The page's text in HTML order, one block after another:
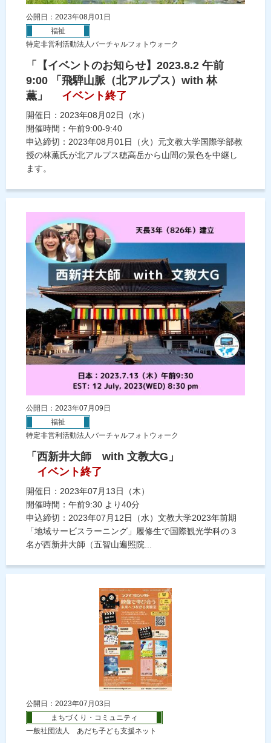
公開日：2023年08月01日
福祉
特定非営利活動法人バーチャルフォトウォーク
「【イベントのお知らせ】2023.8.2 午前
9:00 「飛騨山脈（北アルプス）with 林
薫」
イベント終了
開催日：2023年08月02日（水）
開催時間：午前9:00-9:40
申込締切：2023年08月01日（火）元文教大学国際学部教
授の林薫氏が北アルプス穂高岳から山間の景色を中継し
ます。
公開日：2023年07月09日
福祉
特定非営利活動法人バーチャルフォトウォーク
「西新井大師 with 文教大G」
イベント終了
開催日：2023年07月13日（木）
開催時間：午前9:30 より40分
申込締切：2023年07月12日（水）文教大学2023年前期
「地域サービスラーニング」履修生で国際観光学科の３
名が西新井大師（五智山遍照院...
公開日：2023年07月03日
まちづくり・コミュニティ
一般社団法人 あだち子ども支援ネット